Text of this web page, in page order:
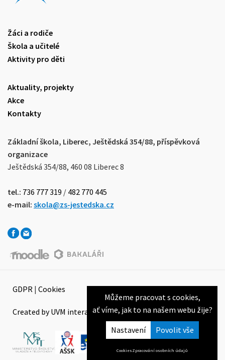
Můžeme pracovat s cookies,
ať víme, jak to na našem webu žije?
Nastavení
CookiesZpracování osobních údajů
Žáci a rodiče
Škola a učitelé
Aktivity pro děti
Aktuality, projekty
Akce
Kontakty
Základní škola, Liberec, Ještědská 354/88, příspěvková
organizace
Ještědská 354/88, 460 08 Liberec 8
tel.: 736 777 319 / 482 770 445
e-mail: skola@zs-jestedska.cz
GDPR | Cookies
Created by UVM interactive